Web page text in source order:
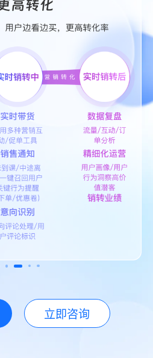
立即咨询